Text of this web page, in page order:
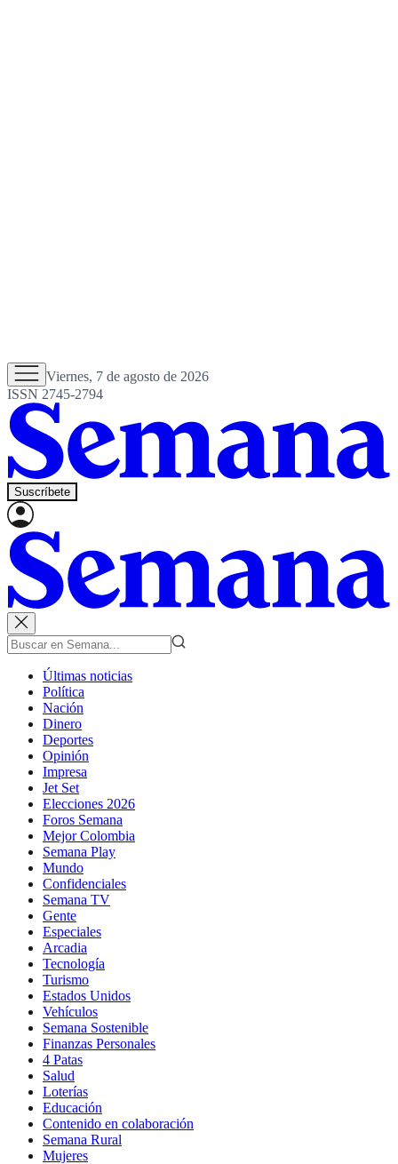
Viernes, 7 de agosto de 2026
ISSN 2745-2794
Suscríbete
Últimas noticias
Política
Nación
Dinero
Deportes
Opinión
Impresa
Jet Set
Elecciones 2026
Foros Semana
Mejor Colombia
Semana Play
Mundo
Confidenciales
Semana TV
Gente
Especiales
Arcadia
Tecnología
Turismo
Estados Unidos
Vehículos
Semana Sostenible
Finanzas Personales
4 Patas
Salud
Loterías
Educación
Contenido en colaboración
Semana Rural
Mujeres